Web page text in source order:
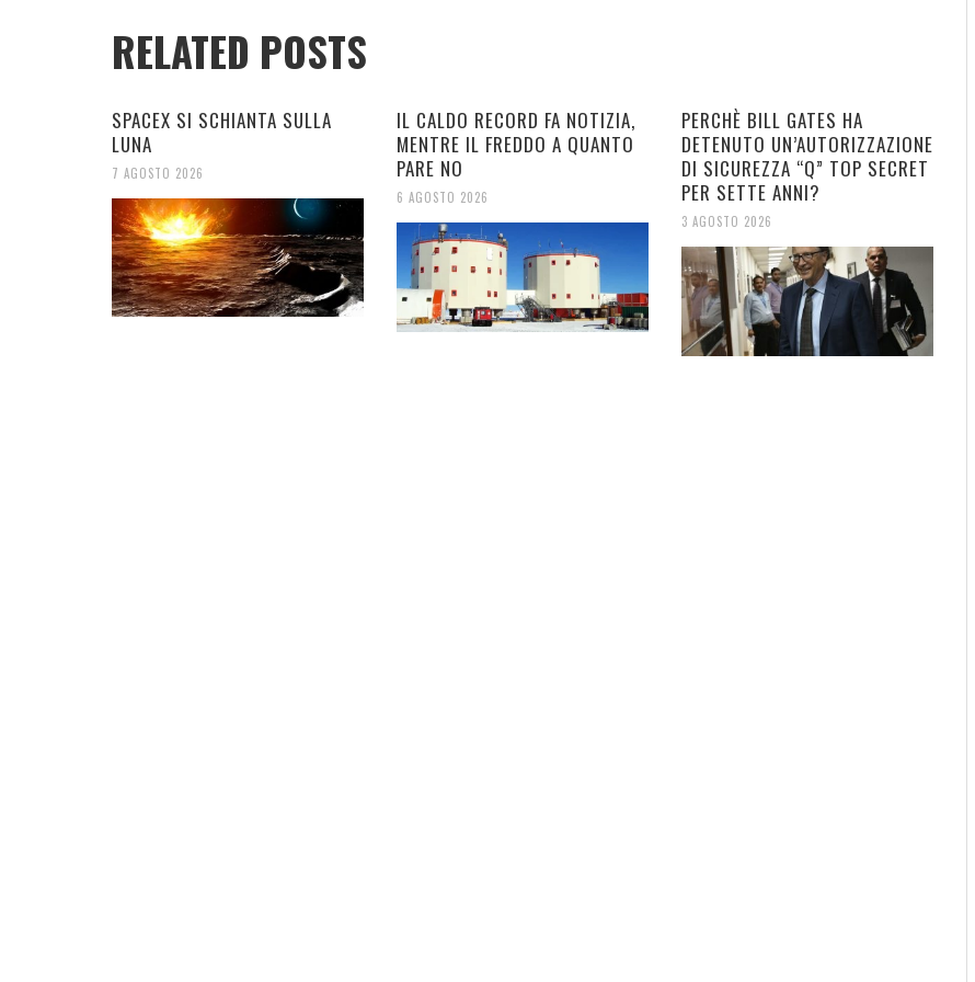
RELATED POSTS
SPACEX SI SCHIANTA SULLA
LUNA
7 AGOSTO 2026
IL CALDO RECORD FA NOTIZIA,
MENTRE IL FREDDO A QUANTO
PARE NO
6 AGOSTO 2026
PERCHÈ BILL GATES HA
DETENUTO UN’AUTORIZZAZIONE
DI SICUREZZA “Q” TOP SECRET
PER SETTE ANNI?
3 AGOSTO 2026